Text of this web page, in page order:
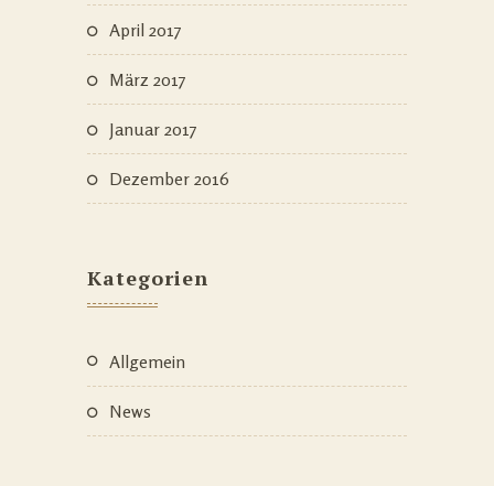
April 2017
März 2017
Januar 2017
Dezember 2016
Kategorien
Allgemein
News